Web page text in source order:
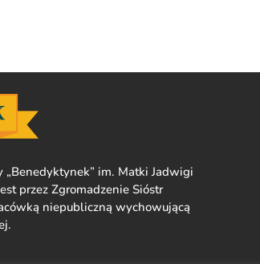
„Benedyktynek” im. Matki Jadwigi
przez Zgromadzenie Sióstr
niepubliczną wychowującą